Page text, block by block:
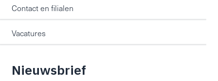
Contact en filialen
Vacatures
Nieuwsbrief